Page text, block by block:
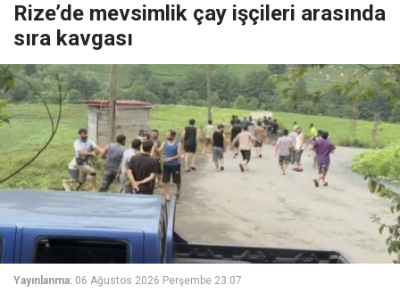
Rize’de mevsimlik çay işçileri arasında
sıra kavgası
Yayınlanma: 06 Ağustos 2026 Perşembe 23:07